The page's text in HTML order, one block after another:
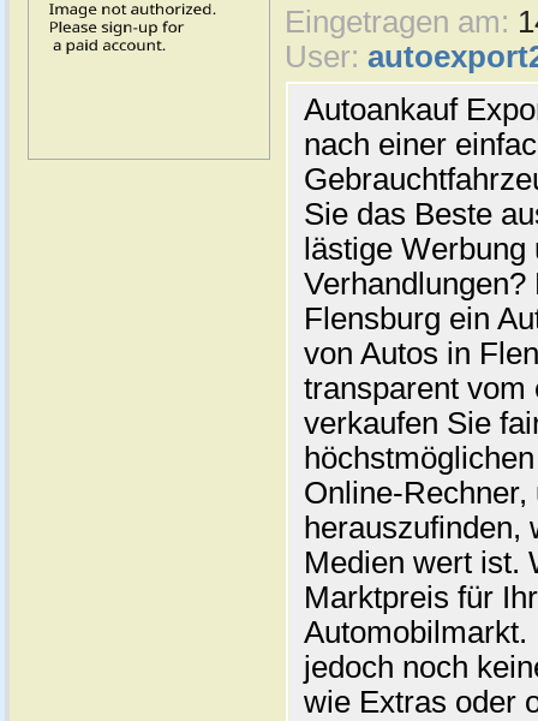
Eingetragen am:
User:
Autoankauf
nach einer
Sie das Beste
lästige
Flensburg ein
von Autos in
transparent vom
verkaufen Sie
Online-
herauszufinden,
Medien wert ist.
Marktpreis für
jedoch noch
wie Extras oder